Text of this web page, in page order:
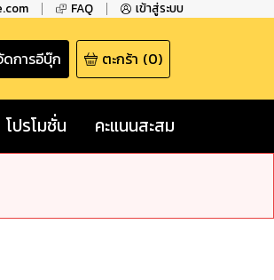
FAQ เข้าสู่ระบบ
ดการอีบุ๊ก ตะกร้า (0)
โปรโมชั่น คะแนนสะสม